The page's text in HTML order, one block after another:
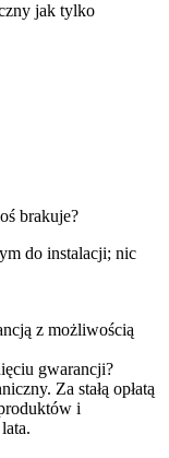
jak tylko
brakuje?
do instalacji; nic
z możliwością
gwarancji?
Za stałą opłatą
i